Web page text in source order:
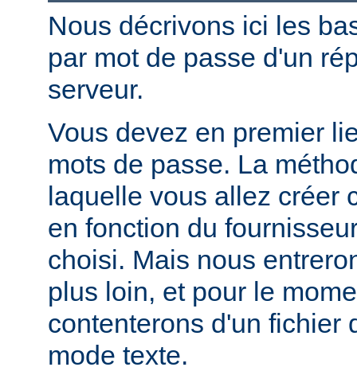
Nous décrivons ici les
par mot de passe d'un
serveur.
Vous devez en premier
mots de passe. La
laquelle vous allez créer
en fonction du
choisi. Mais nous
plus loin, et pour le
contenterons d'un fichier
mode texte.